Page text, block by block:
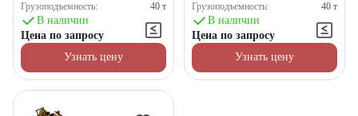
Грузоподъемность:
40 т
В наличии
Цена по запросу
Узнать цену
Грузоподъемность:
40 т
В наличии
Цена по запросу
Узнать цену